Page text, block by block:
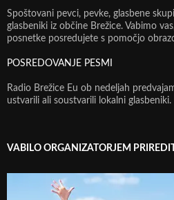
Spoštovani pevci, pevke, glasbene
glasbeniki iz občine Brežice. Vabimo
posnetke posredujete s pomočjo
POSREDOVANJE PESMI
Radio Brežice Eu ob nedeljah
ustvarili ali soustvarili lokalni glasbeniki.
VABILO ORGANIZATORJEM